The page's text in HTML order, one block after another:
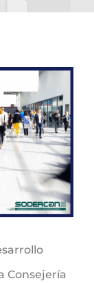
Consejería